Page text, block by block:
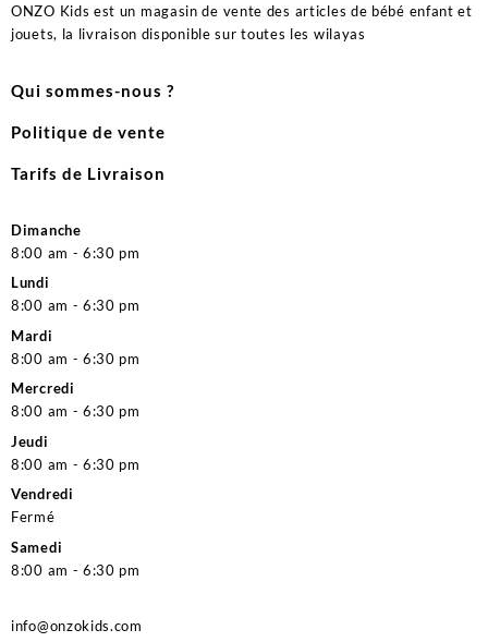
ONZO Kids est un magasin de vente des articles de bébé enfant et
jouets, la livraison disponible sur toutes les wilayas
Qui sommes-nous ?
Politique de vente
Tarifs de Livraison
Dimanche
8:00 am - 6:30 pm
Lundi
8:00 am - 6:30 pm
Mardi
8:00 am - 6:30 pm
Mercredi
8:00 am - 6:30 pm
Jeudi
8:00 am - 6:30 pm
Vendredi
Fermé
Samedi
8:00 am - 6:30 pm
info@onzokids.com